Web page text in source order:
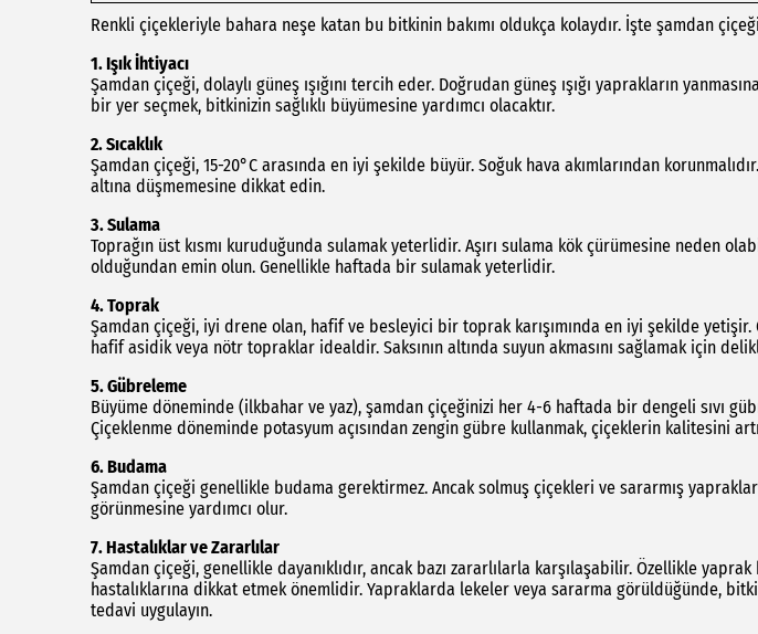
Renkli çiçekleriyle bahara neşe katan bu bitkinin bakımı oldukça kolaydır. İşte şamdan
1. Işık İhtiyacı
Şamdan çiçeği, dolaylı güneş ışığını tercih eder. Doğrudan güneş ışığı yaprakların
bir yer seçmek, bitkinizin sağlıklı büyümesine yardımcı olacaktır.
2. Sıcaklık
Şamdan çiçeği, 15-20°C arasında en iyi şekilde büyür. Soğuk hava akımlarından korunmalıdır.
altına düşmemesine dikkat edin.
3. Sulama
Toprağın üst kısmı kuruduğunda sulamak yeterlidir. Aşırı sulama kök çürümesine neden
olduğundan emin olun. Genellikle haftada bir sulamak yeterlidir.
4. Toprak
Şamdan çiçeği, iyi drene olan, hafif ve besleyici bir toprak karışımında en iyi şekilde yetişir.
hafif asidik veya nötr topraklar idealdir. Saksının altında suyun akmasını sağlamak için
5. Gübreleme
Büyüme döneminde (ilkbahar ve yaz), şamdan çiçeğinizi her 4-6 haftada bir dengeli sıvı
Çiçeklenme döneminde potasyum açısından zengin gübre kullanmak, çiçeklerin kalitesini
6. Budama
Şamdan çiçeği genellikle budama gerektirmez. Ancak solmuş çiçekleri ve sararmış
görünmesine yardımcı olur.
7. Hastalıklar ve Zararlılar
Şamdan çiçeği, genellikle dayanıklıdır, ancak bazı zararlılarla karşılaşabilir. Özellikle
hastalıklarına dikkat etmek önemlidir. Yapraklarda lekeler veya sararma görüldüğünde,
tedavi uygulayın.